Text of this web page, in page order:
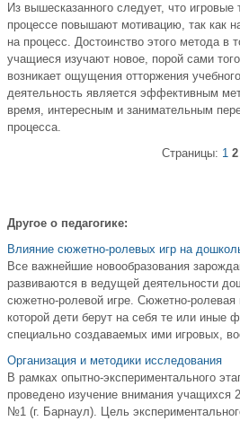
Из вышесказанного следует, что игровые
процессе повышают мотивацию, так как
на процесс. Достоинство этого метода в
учащиеся изучают новое, порой сами
возникает ощущения отторжения
деятельность является эффективным
время, интересным и занимательным
процесса.
Страницы: 1 2
Другое о педагогике:
Влияние сюжетно-ролевых игр на
Все важнейшие новообразования
развиваются в ведущей деятельности
сюжетно-ролевой игре. Сюжетно-ролевая
которой дети берут на себя те или иные
специально создаваемых ими игровых,
Организация и методики исследования
В рамках опытно-экспериментального
проведено изучение внимания учащихся
№1 (г. Барнаул). Цель